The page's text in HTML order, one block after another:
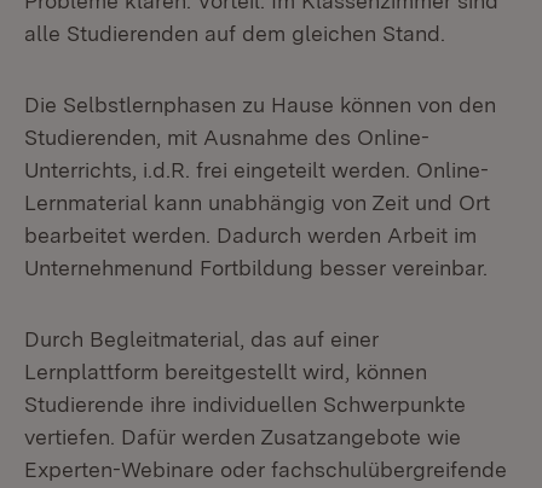
alle Studierenden auf dem gleichen Stand.
Die Selbstlernphasen zu Hause können von den
Studierenden, mit Ausnahme des Online-
Unterrichts, i.d.R. frei eingeteilt werden. Online-
Lernmaterial kann unabhängig von Zeit und Ort
bearbeitet werden. Dadurch werden Arbeit im
Unternehmenund Fortbildung besser vereinbar.
Durch Begleitmaterial, das auf einer
Lernplattform bereitgestellt wird, können
Studierende ihre individuellen Schwerpunkte
vertiefen. Dafür werden Zusatzangebote wie
Experten-Webinare oder fachschulübergreifende